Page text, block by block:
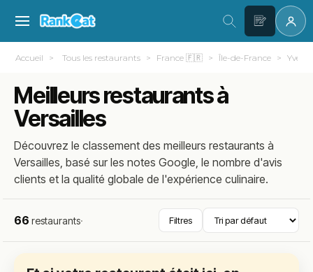
Accueil Tous les restaurants France 🇫🇷 Île-de-France
Meilleurs restaurants à
Versailles
Découvrez le classement des meilleurs restaurants à
Versailles, basé sur les notes Google, le nombre d'avis
clients et la qualité globale de l'expérience culinaire.
66 restaurants· Filtres